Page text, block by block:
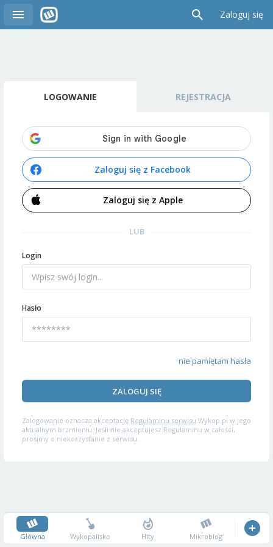
Zaloguj się
LOGOWANIE REJESTRACJA
Zaloguj się z Facebook
Zaloguj się z Apple
LUB
Login
Hasło
nie pamiętam hasła
ZALOGUJ SIĘ
Zalogowanie oznacza akceptację Regulaminu serwisu Wykop.pl w jego
aktualnym brzmieniu. Jeśli nie akceptujesz Regulaminu w całości,
prosimy o niekorzystanie z serwisu.
Główna Wykopalisko Hity Mikroblog